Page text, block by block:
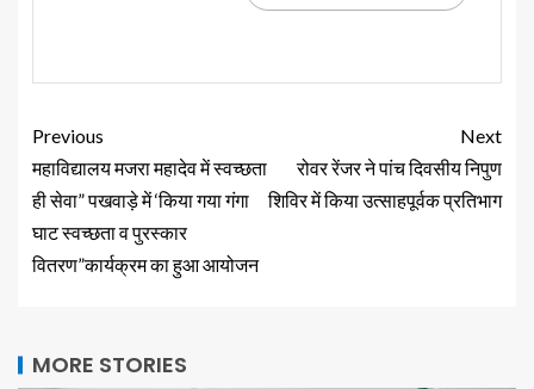
Previous
महाविद्यालय मजरा महादेव में स्वच्छता
ही सेवा” पखवाड़े में ‘किया गया गंगा
घाट स्वच्छता व पुरस्कार
वितरण”कार्यक्रम का हुआ आयोजन
Next
रोवर रेंजर ने पांच दिवसीय निपुण
शिविर में किया उत्साहपूर्वक प्रतिभाग
MORE STORIES